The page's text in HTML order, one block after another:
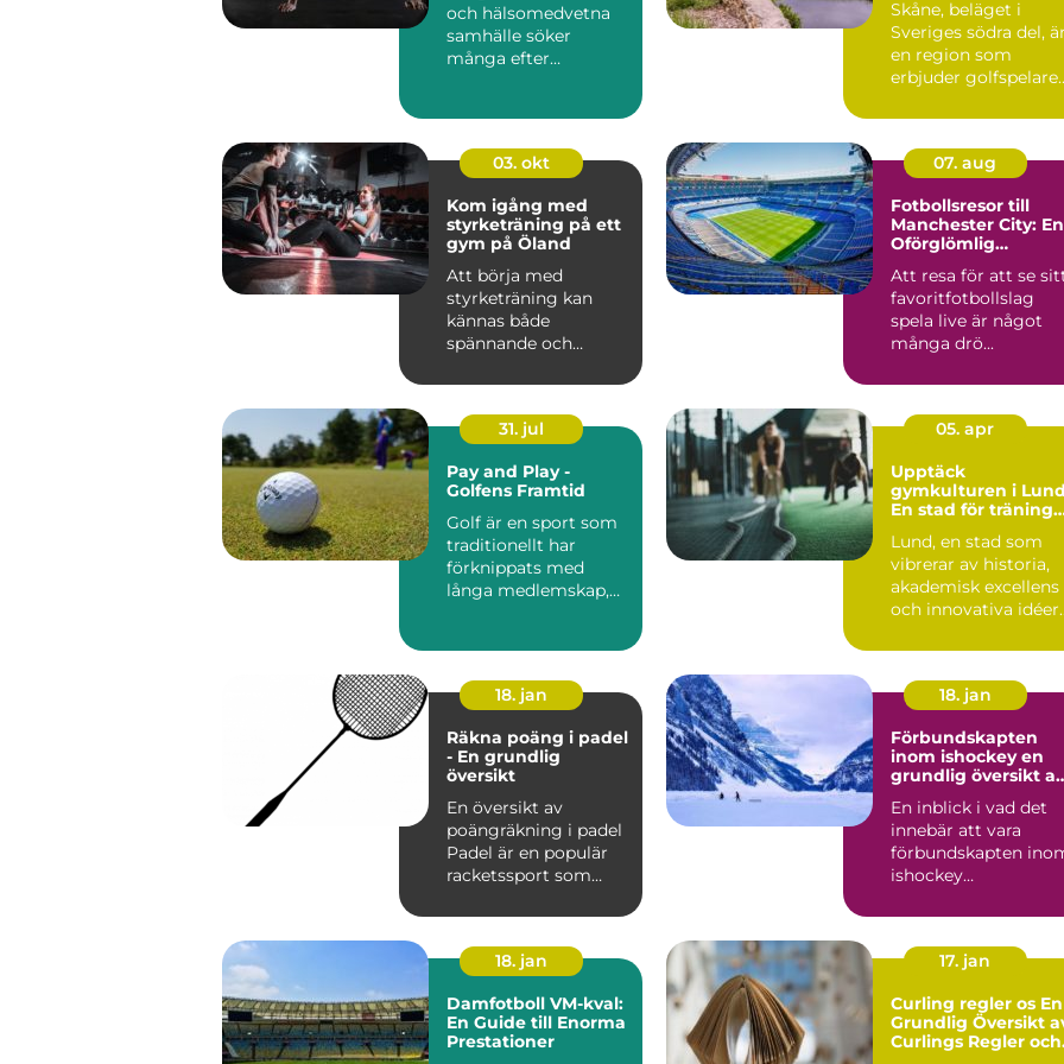
och hälsomedvetna
samhälle söker
många efter
Skåne, beläget i
Sveriges södra del, är
en region som
erbjuder golfspelare
03. okt
Kom igång med
styrketräning på ett
gym på Öland
Att börja med
styrketräning kan
kännas både
spännande och
07. aug
Fotbollsresor till
Manchester City: En
Oförglömlig
Att resa för att se
favoritfotbollslag
spela live är något
många drö...
31. jul
Pay and Play -
Golfens Framtid
Golf är en sport som
traditionellt har
förknippats med
långa medlemskap,
05. apr
Upptäck
gymkulturen i
En stad för träning
Lund, en stad som
vibrerar av historia,
akademisk excellens
och innovativa idéer
18. jan
Räkna poäng i padel
- En grundlig
översikt
En översikt av
poängräkning i padel
Padel är en populär
racketssport som
från te...
18. jan
Förbundskapten
inom ishockey en
grundlig översikt av
En inblick i vad det
innebär att vara
förbundskapten
ishockey
en central f...
18. jan
Damfotboll VM-kval:
En Guide till Enorma
Prestationer
17. jan
Curling regler os En
Grundlig Översikt
Curlings Regler och